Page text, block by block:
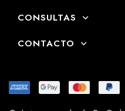
CONSULTAS
CONTACTO